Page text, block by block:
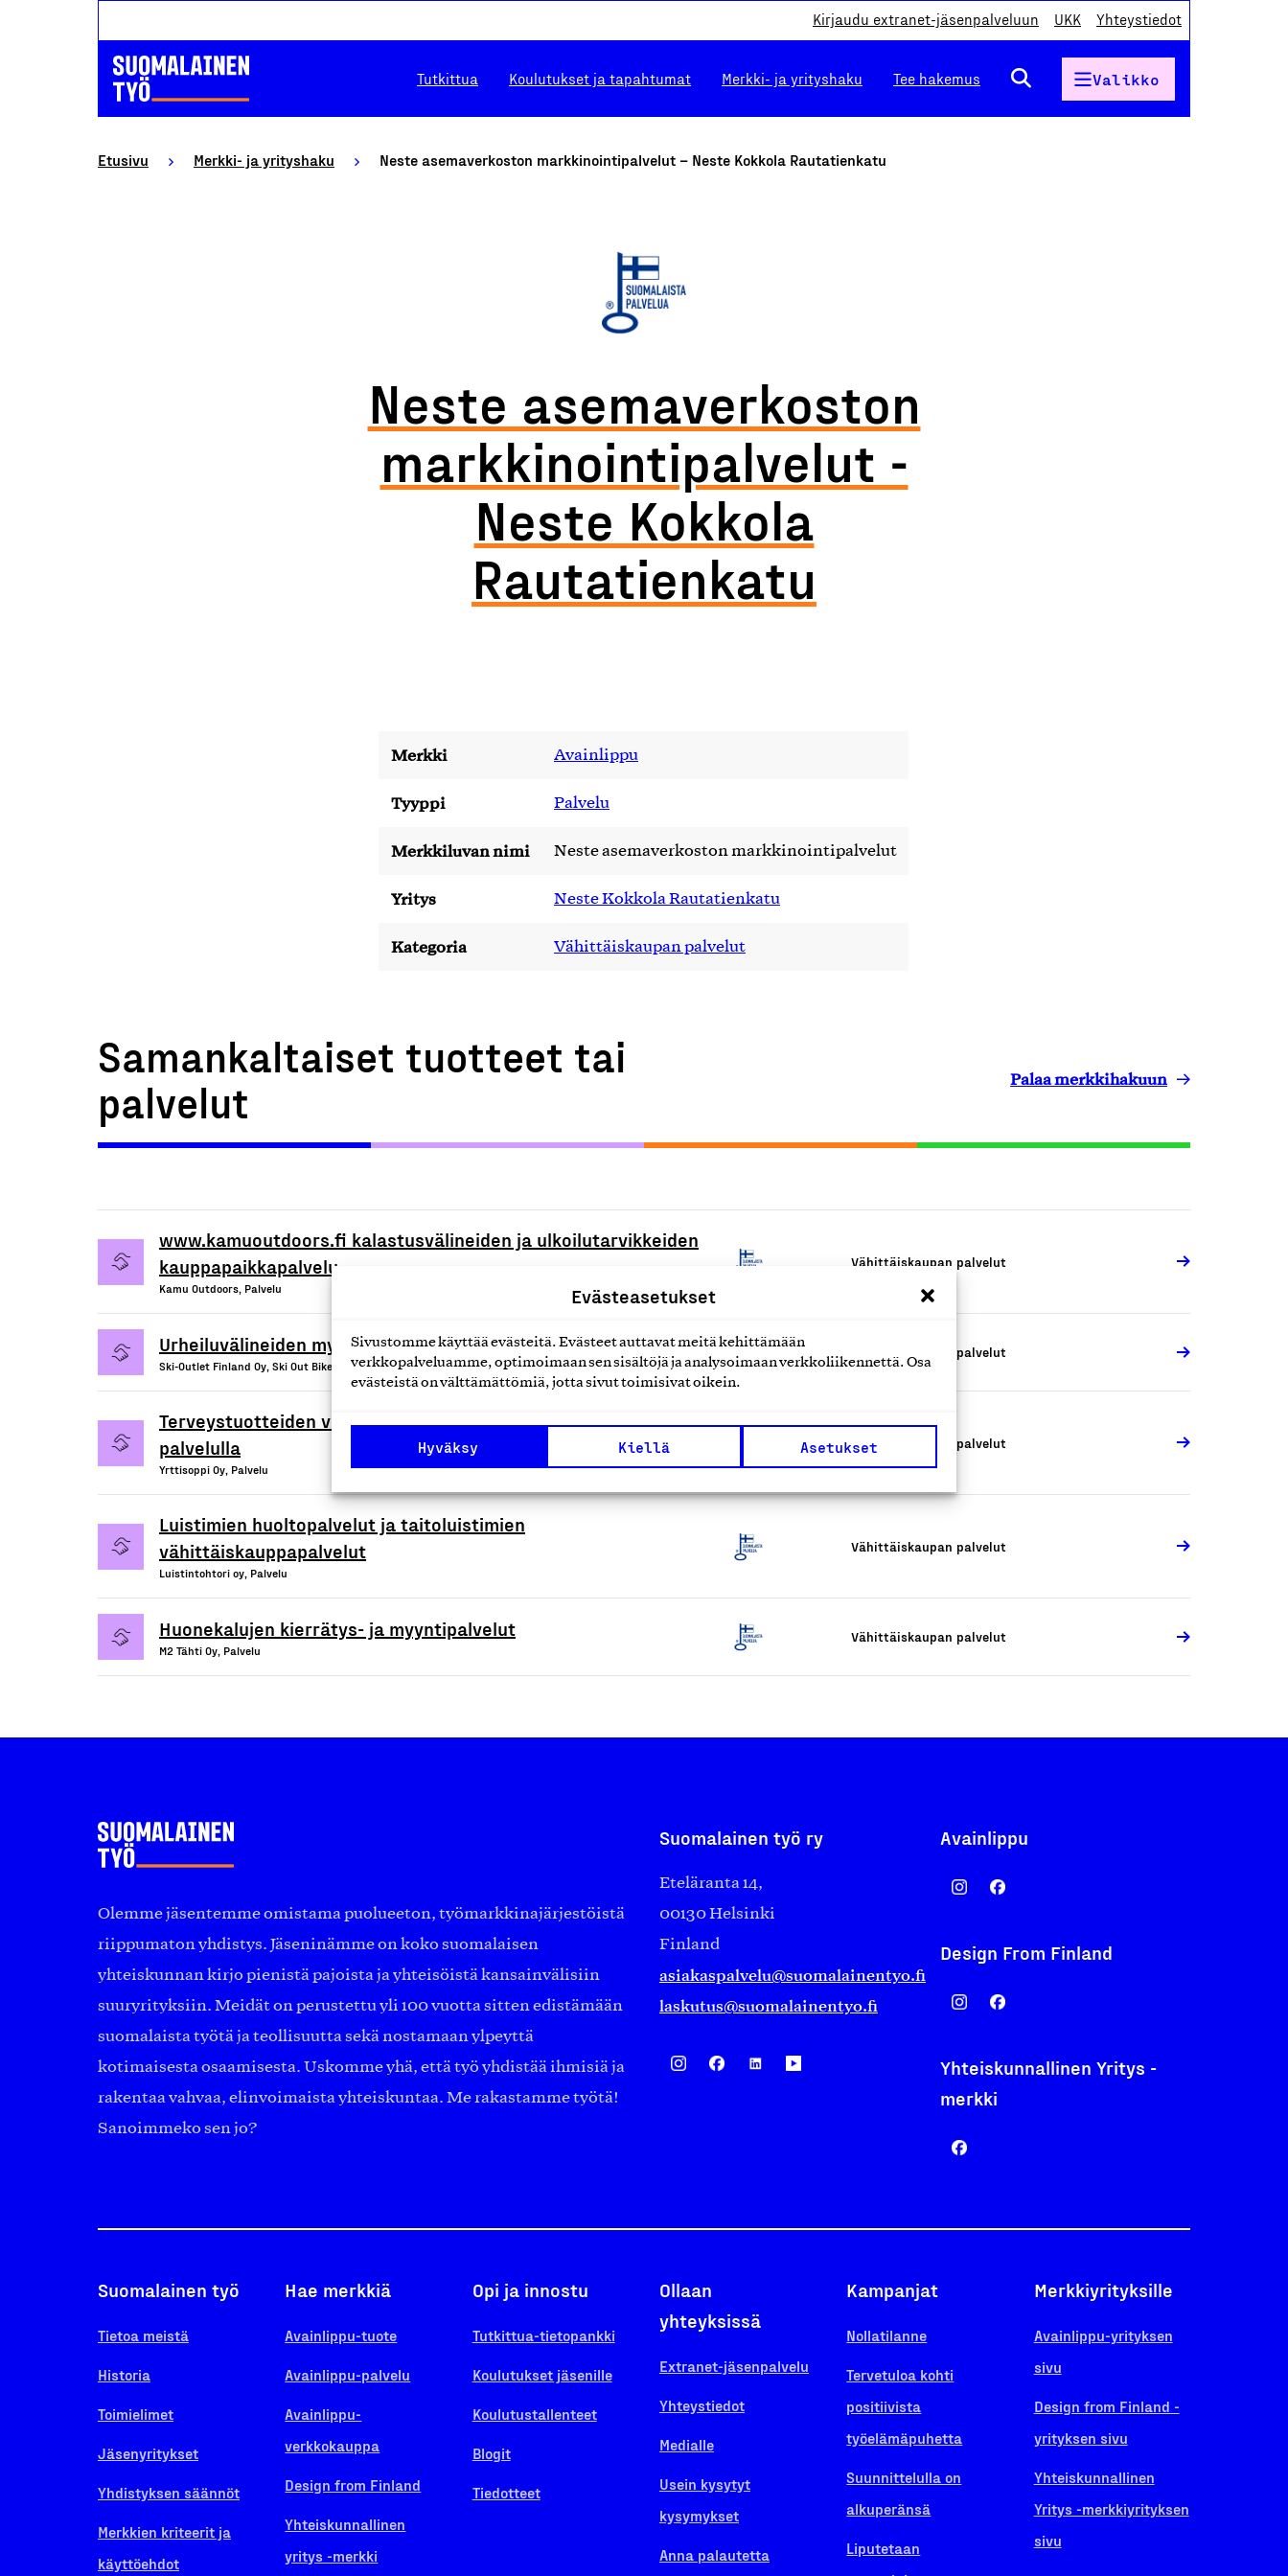
Evästeasetukset
Sivustomme käyttää evästeitä. Evästeet auttavat meitä kehittämään
verkkopalveluamme, optimoimaan sen sisältöjä ja analysoimaan verkkoliikennettä. Osa
evästeistä on välttämättömiä, jotta sivut toimisivat oikein.
Hyväksy Kiellä Asetukset
Kirjaudu extranet-jäsenpalveluun UKK Yhteystiedot
Tutkittua Koulutukset ja tapahtumat Merkki- ja yrityshaku Tee hakemus Valikko
Etusivu Merkki- ja yrityshaku Neste asemaverkoston markkinointipalvelut – Neste Kokkola Rautatienkatu
Neste asemaverkoston
markkinointipalvelut -
Neste Kokkola
Rautatienkatu
Merkki Avainlippu
Tyyppi Palvelu
Merkkiluvan nimi Neste asemaverkoston markkinointipalvelut
Yritys Neste Kokkola Rautatienkatu
Kategoria Vähittäiskaupan palvelut
Samankaltaiset tuotteet tai
palvelut
Palaa merkkihakuun
www.kamuoutdoors.fi kalastusvälineiden ja ulkoilutarvikkeiden
kauppapaikkapalvelu
Kamu Outdoors, Palvelu
Vähittäiskaupan palvelut
Urheiluvälineiden myynti- ja huoltopalvelu
Ski-Outlet Finland Oy, Ski Out Bike, Palvelu
Vähittäiskaupan palvelut
Terveystuotteiden vähittäiskauppapalvelut, henkilökohtaisella
palvelulla
Yrttisoppi Oy, Palvelu
Vähittäiskaupan palvelut
Luistimien huoltopalvelut ja taitoluistimien
vähittäiskauppapalvelut
Luistintohtori oy, Palvelu
Vähittäiskaupan palvelut
Huonekalujen kierrätys- ja myyntipalvelut
M2 Tähti Oy, Palvelu
Vähittäiskaupan palvelut
Olemme jäsentemme omistama puolueeton, työmarkkinajärjestöistä
riippumaton yhdistys. Jäseninämme on koko suomalaisen
yhteiskunnan kirjo pienistä pajoista ja yhteisöistä kansainvälisiin
suuryrityksiin. Meidät on perustettu yli 100 vuotta sitten edistämään
suomalaista työtä ja teollisuutta sekä nostamaan ylpeyttä
kotimaisesta osaamisesta. Uskomme yhä, että työ yhdistää ihmisiä ja
rakentaa vahvaa, elinvoimaista yhteiskuntaa. Me rakastamme työtä!
Sanoimmeko sen jo?
Suomalainen työ ry
Eteläranta 14,
00130 Helsinki
Finland
asiakaspalvelu@suomalainentyo.fi
laskutus@suomalainentyo.fi
Avainlippu
Design From Finland
Yhteiskunnallinen Yritys -
merkki
Suomalainen työ
Tietoa meistä
Historia
Toimielimet
Jäsenyritykset
Yhdistyksen säännöt
Merkkien kriteerit ja
käyttöehdot
Hae merkkiä
Avainlippu-tuote
Avainlippu-palvelu
Avainlippu-
verkkokauppa
Design from Finland
Yhteiskunnallinen
yritys -merkki
Opi ja innostu
Tutkittua-tietopankki
Koulutukset jäsenille
Koulutustallenteet
Blogit
Tiedotteet
Ollaan
yhteyksissä
Extranet-jäsenpalvelu
Yhteystiedot
Medialle
Usein kysytyt
kysymykset
Anna palautetta
Kampanjat
Nollatilanne
Tervetuloa kohti
positiivista
työelämäpuhetta
Suunnittelulla on
alkuperänsä
Liputetaan
Merkkiyrityksille
Avainlippu-yrityksen
sivu
Design from Finland -
yrityksen sivu
Yhteiskunnallinen
Yritys -merkkiyrityksen
sivu